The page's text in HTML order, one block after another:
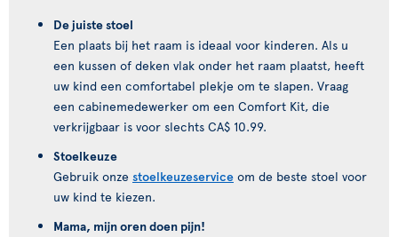
De juiste stoel
Een plaats bij het raam is ideaal voor kinderen. Als u
een kussen of deken vlak onder het raam plaatst, heeft
uw kind een comfortabel plekje om te slapen. Vraag
een cabinemedewerker om een Comfort Kit, die
verkrijgbaar is voor slechts CA$ 10.99.
Stoelkeuze
Gebruik onze stoelkeuzeservice om de beste stoel voor
uw kind te kiezen.
Mama, mijn oren doen pijn!